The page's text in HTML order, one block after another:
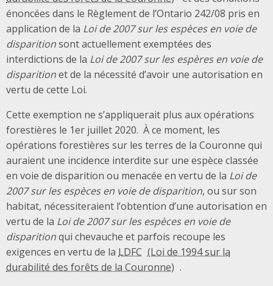
énoncées dans le Règlement de l’Ontario 242/08 pris en
application de la Loi de 2007 sur les espèces en voie de
disparitionsont actuellement exemptées des
interdictions de la Loi de 2007 sur les espères en voie de
disparitionet de la nécessité d’avoir une autorisation en
vertu de cette Loi.
Cette exemption ne s’appliquerait plus aux opérations
forestières le 1er juillet 2020. À ce moment, les
opérations forestières sur les terres de la Couronne qui
auraient une incidence interdite sur une espèce classée
en voie de disparition ou menacée en vertu de la Loi de
2007 sur les espèces en voie de disparition, ou sur son
habitat, nécessiteraient l’obtention d’une autorisation en
vertu de la Loi de 2007 sur les espèces en voie de
disparitionqui chevauche et parfois recoupe les
exigences en vertu de la LDFC
.